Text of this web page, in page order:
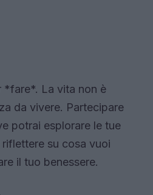
*fare*. La vita non è
da vivere. Partecipare
potrai esplorare le tue
su cosa vuoi
il tuo benessere.